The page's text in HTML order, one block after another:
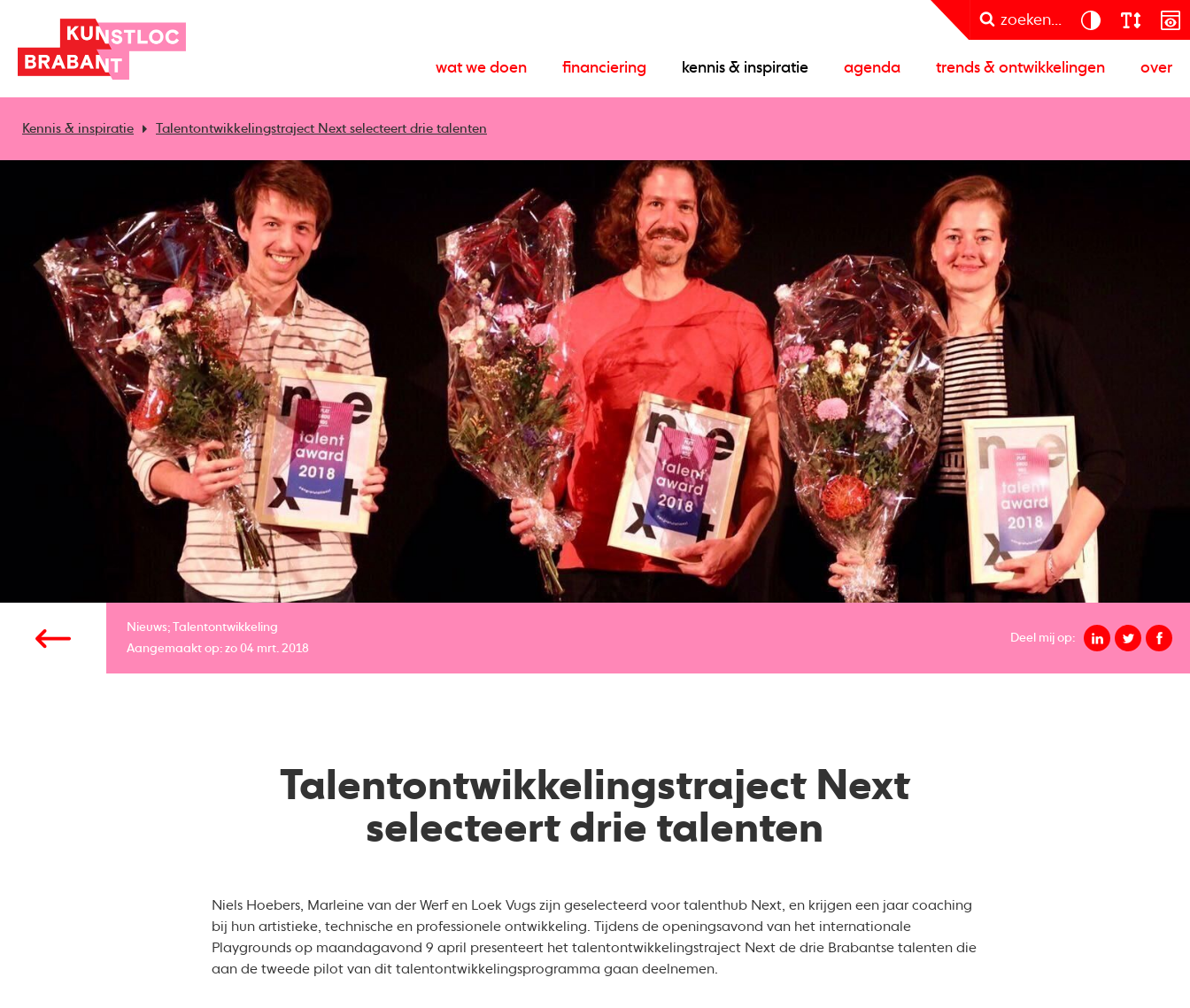
zoeken...
wat we doen financiering kennis & inspiratie agenda trends & ontwikkelingen over
Kennis & inspiratie Talentontwikkelingstraject Next selecteert drie talenten
Nieuws;
Talentontwikkeling
Aangemaakt op: zo 04 mrt. 2018
Deel mij op:
Talentontwikkelingstraject Next
selecteert drie talenten
Niels Hoebers, Marleine van der Werf en Loek Vugs zijn geselecteerd voor talenthub Next, en krijgen een jaar coaching
bij hun artistieke, technische en professionele ontwikkeling. Tijdens de openingsavond van het internationale
Playgrounds op maandagavond 9 april presenteert het talentontwikkelingstraject Next de drie Brabantse talenten die
aan de tweede pilot van dit talentontwikkelingsprogramma gaan deelnemen.